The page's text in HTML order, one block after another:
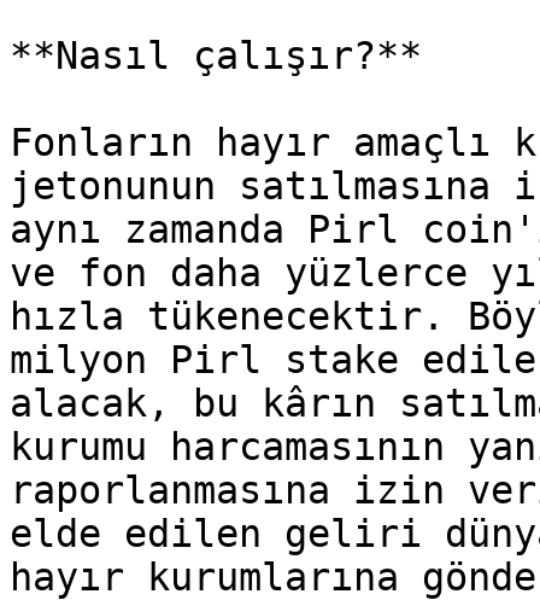
**Nasıl çalışır?**
Fonların hayır amaçlı
jetonunun
aynı zamanda Pirl
ve fon daha yüzlerce
hızla tükenecektir.
milyon Pirl stake
alacak, bu kârın
kurumu harcamasının
raporlanmasına izin
elde edilen geliri
hayır kurumlarına